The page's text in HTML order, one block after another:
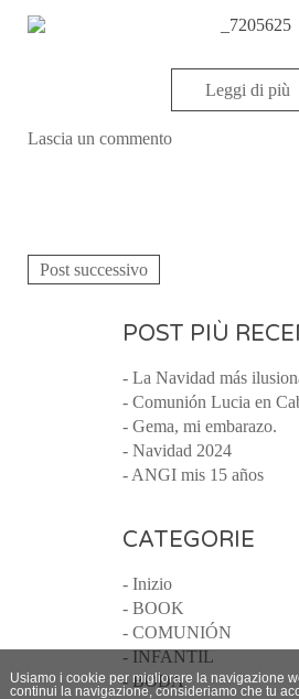
Leggi di più
Lascia un commento
Post successivo
POST PIÙ
- La Navidad más
- Comunión Lucia en
- Gema, mi embarazo.
- Navidad 2024
- ANGI mis 15 años
CATEGORIE
- Inizio
- BOOK
- COMUNIÓN
- INFANTIL
- BODA
Usiamo i cookie per migliorare la navigazione
continui la navigazione, consideriamo che tu